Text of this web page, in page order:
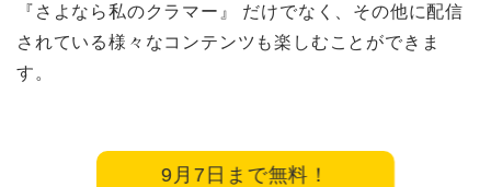
『さよなら私のクラマー』 だけでなく、その他に配信
されている様々なコンテンツも楽しむことができま
す。
9月7日まで無料！